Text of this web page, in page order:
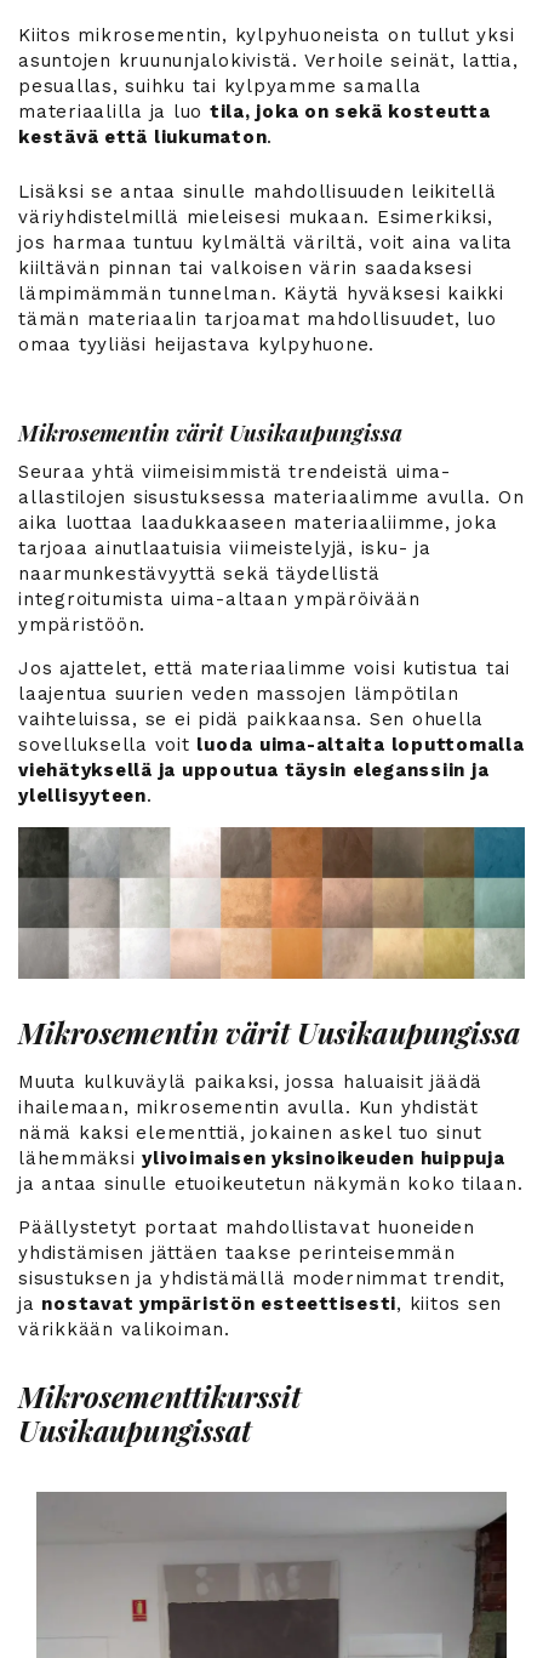
Kiitos mikrosementin, kylpyhuoneista on tullut yksi
asuntojen kruununjalokivistä. Verhoile seinät, lattia,
pesuallas, suihku tai kylpyamme samalla
materiaalilla ja luo tila, joka on sekä kosteutta
kestävä että liukumaton.
Lisäksi se antaa sinulle mahdollisuuden leikitellä
väriyhdistelmillä mieleisesi mukaan. Esimerkiksi,
jos harmaa tuntuu kylmältä väriltä, voit aina valita
kiiltävän pinnan tai valkoisen värin saadaksesi
lämpimämmän tunnelman. Käytä hyväksesi kaikki
tämän materiaalin tarjoamat mahdollisuudet, luo
omaa tyyliäsi heijastava kylpyhuone.
Mikrosementin värit Uusikaupungissa
Seuraa yhtä viimeisimmistä trendeistä uima-
allastilojen sisustuksessa materiaalimme avulla. On
aika luottaa laadukkaaseen materiaaliimme, joka
tarjoaa ainutlaatuisia viimeistelyjä, isku- ja
naarmunkestävyyttä sekä täydellistä
integroitumista uima-altaan ympäröivään
ympäristöön.
Jos ajattelet, että materiaalimme voisi kutistua tai
laajentua suurien veden massojen lämpötilan
vaihteluissa, se ei pidä paikkaansa. Sen ohuella
sovelluksella voit luoda uima-altaita loputtomalla
viehätyksellä ja uppoutua täysin eleganssiin ja
ylellisyyteen.
Mikrosementin värit Uusikaupungissa
Muuta kulkuväylä paikaksi, jossa haluaisit jäädä
ihailemaan, mikrosementin avulla. Kun yhdistät
nämä kaksi elementtiä, jokainen askel tuo sinut
lähemmäksiylivoimaisen yksinoikeuden huippuja
ja antaa sinulle etuoikeutetun näkymän koko tilaan.
Päällystetyt portaat mahdollistavat huoneiden
yhdistämisen jättäen taakse perinteisemmän
sisustuksen ja yhdistämällä modernimmat trendit,
ja nostavat ympäristön esteettisesti, kiitos sen
värikkään valikoiman.
Mikrosementtikurssit
Uusikaupungissat